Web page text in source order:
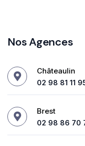
Nos Agences
Châteaulin
02 98 81 11
Brest
02 98 86 70